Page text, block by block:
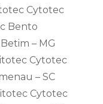
Cytotec
Bento
– MG
Cytotec
– SC
Cytotec